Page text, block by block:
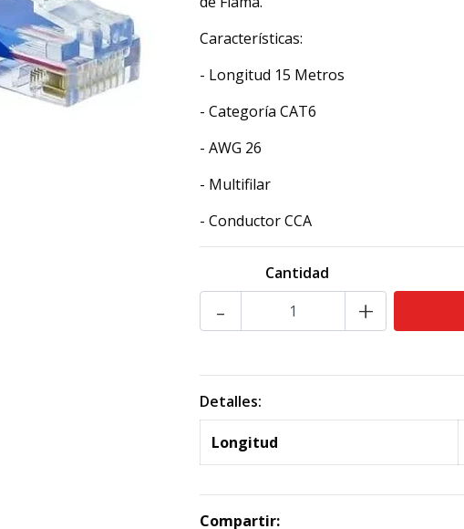
Características:
- Longitud 15 Metros
- Categoría CAT6
- AWG 26
- Multifilar
- Conductor CCA
Cantidad
- +
Detalles:
Longitud
Compartir: